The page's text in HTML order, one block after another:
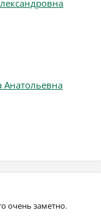
Анатольевна
очень заметно.